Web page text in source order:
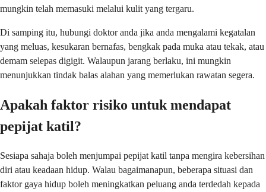
mungkin telah memasuki melalui kulit yang tergaru.
Di samping itu, hubungi doktor anda jika anda mengalami kegatalan
yang meluas, kesukaran bernafas, bengkak pada muka atau tekak, atau
demam selepas digigit. Walaupun jarang berlaku, ini mungkin
menunjukkan tindak balas alahan yang memerlukan rawatan segera.
Apakah faktor risiko untuk mendapat
pepijat katil?
Sesiapa sahaja boleh menjumpai pepijat katil tanpa mengira kebersihan
diri atau keadaan hidup. Walau bagaimanapun, beberapa situasi dan
faktor gaya hidup boleh meningkatkan peluang anda terdedah kepada